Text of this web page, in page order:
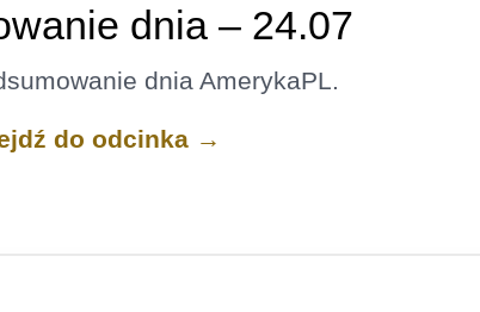
dnia – 24.07
dnia AmerykaPL.
do odcinka →